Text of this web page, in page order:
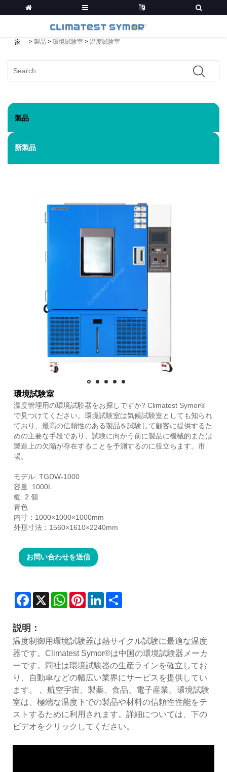
家 > 製品 > 環境試験室 > 温度試験室
製品
新製品
環境試験室
温度管理用の環境試験器をお探しですか? Climatest Symor®
で見つけてください。環境試験室は気候試験室としても知られ
ており、最高の信頼性のある製品を試験して顧客に提供するた
めの主要な手段であり、試験に向かう前に製品に機械的または
製造上の欠陥が存在することを予測するのに役立ちます。市
場。
モデル: TGDW-1000
容量: 1000L
棚: 2 個
青色
内寸：1000×1000×1000mm
外形寸法：1560×1610×2240mm
お問い合わせを送信
Facebook
X WhatsAppPinterestLinkedIn
説明：
温度制御用環境試験器は熱サイクル試験に最適な温度
器です。Climatest Symor®は中国の環境試験器メーカ
ーです。同社は環境試験器の生産ラインを確立してお
り、自動車などの幅広い業界にサービスを提供してい
ます。 、航空宇宙、製薬、食品、電子産業。環境試験
室は、極端な温度下での製品や材料の信頼性性能をテ
ストするために利用されます。詳細については、下の
ビデオをクリックしてください。